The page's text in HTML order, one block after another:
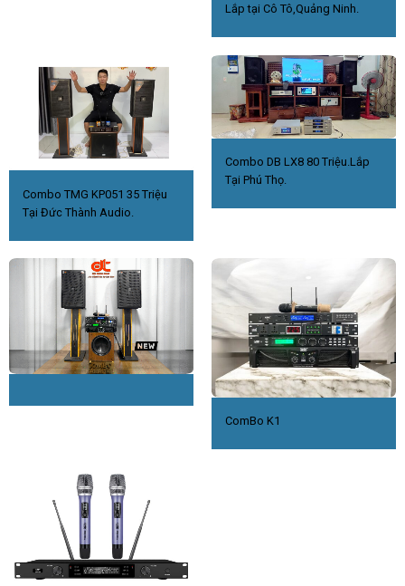
Lắp tại Cô Tô,Quảng Ninh.
Combo TMG KP051 35 Triệu
Tại Đức Thành Audio.
Combo DB LX8 80 Triệu.Lắp
Tại Phú Thọ.
ComBo K1